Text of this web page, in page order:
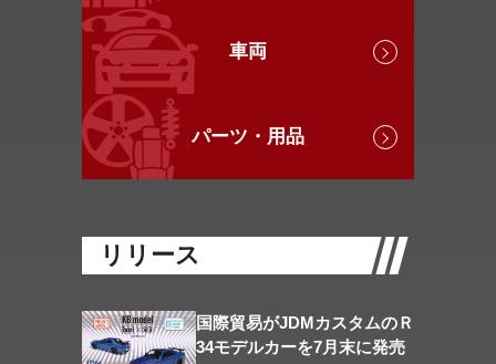
車両
パーツ・用品
リリース
国際貿易がJDMカスタムのＲ
34モデルカーを7月末に発売